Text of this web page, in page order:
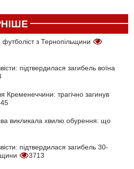
футболіст з Тернопільщини
підтвердилася загибель воїна
Кременеччини: трагічно загинув
викликала хвилю обурення: що
підтвердилася загибель 30-
3713